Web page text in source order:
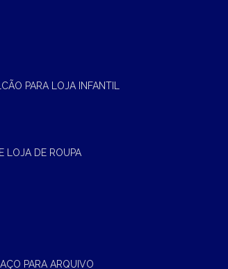
PARA LOJA INFANTIL
LOJA DE ROUPA
AÇO PARA ARQUIVO